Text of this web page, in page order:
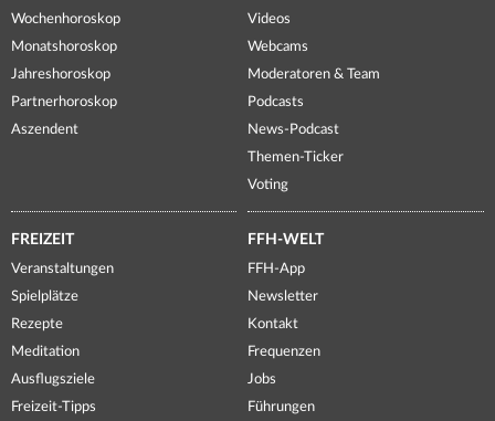
Wochenhoroskop
Monatshoroskop
Jahreshoroskop
Partnerhoroskop
Aszendent
Videos
Webcams
Moderatoren & Team
Podcasts
News-Podcast
Themen-Ticker
Voting
FREIZEIT
Veranstaltungen
Spielplätze
Rezepte
Meditation
Ausflugsziele
Freizeit-Tipps
FFH-WELT
FFH-App
Newsletter
Kontakt
Frequenzen
Jobs
Führungen